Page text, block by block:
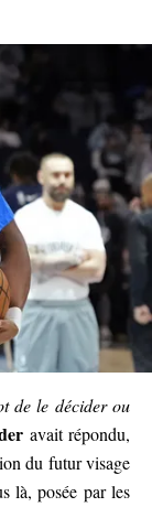
de le décider ou
avait répondu,
du futur visage
là, posée par les